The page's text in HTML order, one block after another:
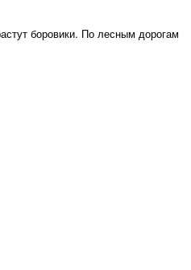
боровики. По лесным дорогам